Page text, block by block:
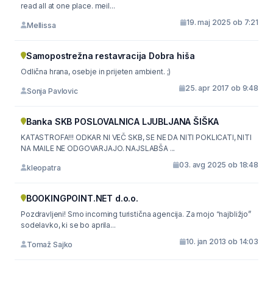
read all at one place. meil...
Mellissa 19. maj 2025 ob 7:21
Samopostrežna restavracija Dobra hiša
Odlična hrana, osebje in prijeten ambient. ;)
Sonja Pavlovic 25. apr 2017 ob 9:48
Banka SKB POSLOVALNICA LJUBLJANA ŠIŠKA
KATASTROFA!!! ODKAR NI VEČ SKB, SE NE DA NITI POKLICATI, NITI
NA MAILE NE ODGOVARJAJO. NAJSLABŠA ...
kleopatra 03. avg 2025 ob 18:48
BOOKINGPOINT.NET d.o.o.
Pozdravljeni! Smo incoming turistična agencija. Za mojo “najbližjo”
sodelavko, ki se bo aprila...
Tomaž Sajko 10. jan 2013 ob 14:03